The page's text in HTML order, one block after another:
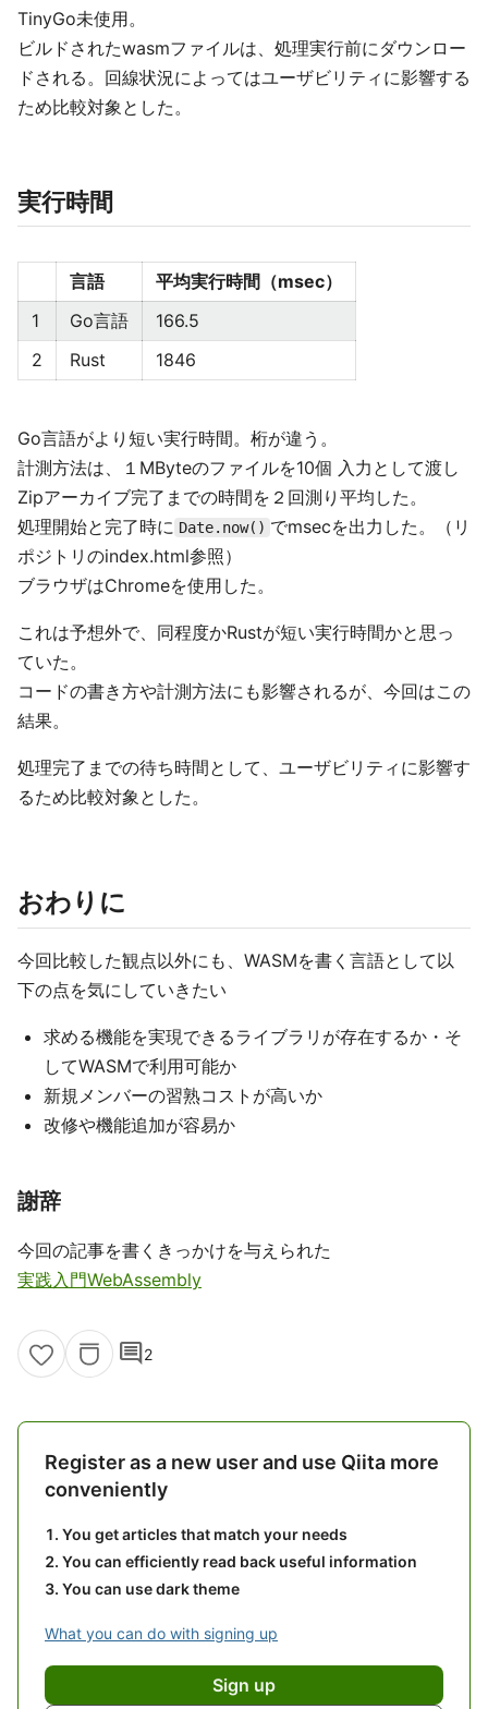
TinyGo未使用。
ビルドされたwasmファイルは、処理実行前にダウンロー
ドされる。回線状況によってはユーザビリティに影響する
ため比較対象とした。
実行時間
言語
平均実行時間（msec）
1
Go言語
166.5
2
Rust 1846
Go言語がより短い実行時間。桁が違う。
計測方法は、１MByteのファイルを10個 入力として渡し
Zipアーカイブ完了までの時間を２回測り平均した。
処理開始と完了時に Date.now() でmsecを出力した。（リ
ポジトリのindex.html参照）
ブラウザはChromeを使用した。
これは予想外で、同程度かRustが短い実行時間かと思っ
ていた。
コードの書き方や計測方法にも影響されるが、今回はこの
結果。
処理完了までの待ち時間として、ユーザビリティに影響す
るため比較対象とした。
おわりに
今回比較した観点以外にも、WASMを書く言語として以
下の点を気にしていきたい
求める機能を実現できるライブラリが存在するか・そ
してWASMで利用可能か
新規メンバーの習熟コストが高いか
改修や機能追加が容易か
謝辞
今回の記事を書くきっかけを与えられた
実践入門WebAssembly
comment2
Register as a new user and use Qiita more
conveniently
You get articles that match your needs
You can efficiently read back useful information
You can use dark theme
What you can do with signing up
Sign up